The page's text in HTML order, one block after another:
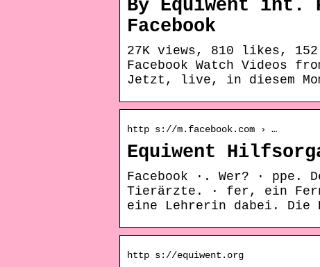
By Equiwent int.
Facebook
27K views, 810 likes, 152
Facebook Watch Videos
Jetzt, live, in diesem
http s://m.facebook.com › …
Equiwent
Facebook ·. Wer? · ppe.
Tierärzte. · fer, ein
eine Lehrerin dabei. Die
http s://equiwent.org